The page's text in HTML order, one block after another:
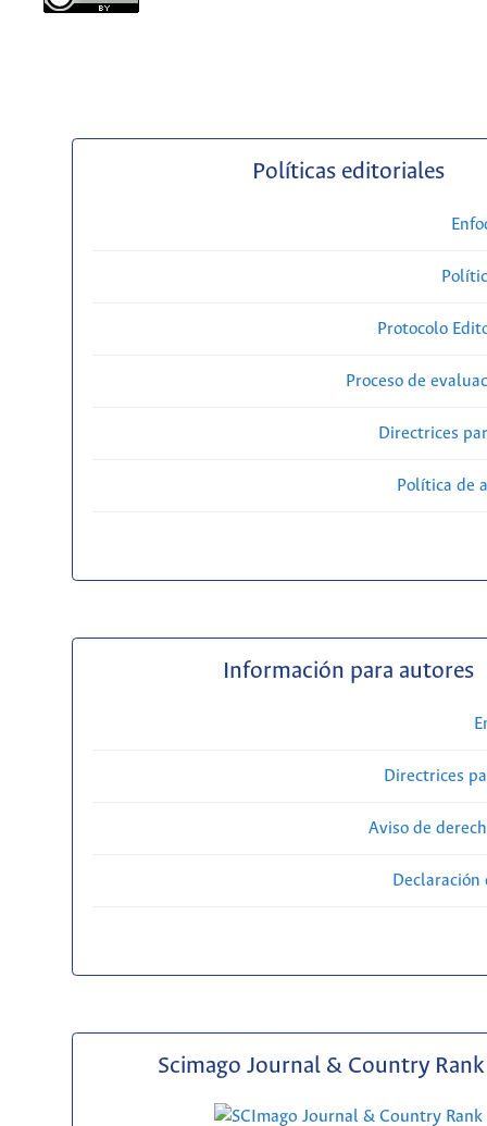
Políticas editoriales
Protocolo
Proceso de
Directrices
Política de
Información para autores
Directrices
Aviso de
Scimago Journal & Country Rank